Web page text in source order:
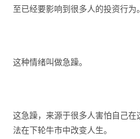
至已经要影响到很多人的投资行为。
这种情绪叫做急躁。
这急躁，来源于很多人害怕自己
法在下轮牛市中改变人生。